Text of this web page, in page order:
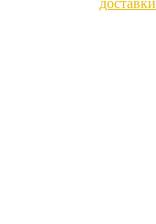
доставки